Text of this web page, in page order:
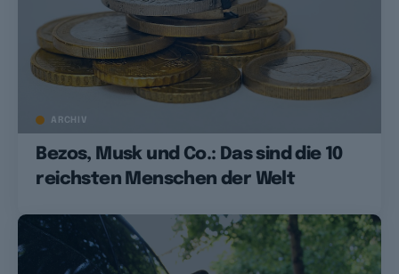
ARCHIV
Bezos, Musk und Co.: Das sind die 10
reichsten Menschen der Welt